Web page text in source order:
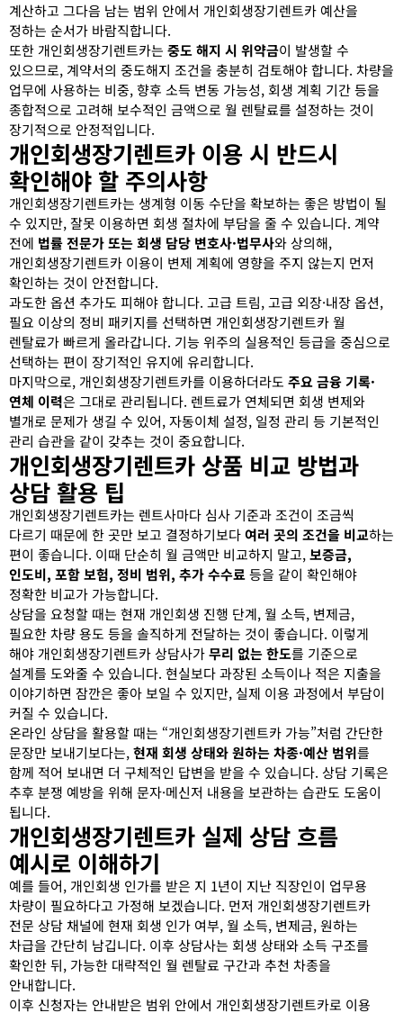
계산하고 그다음 남는 범위 안에서 개인회생장기렌트카 예산을
정하는 순서가 바람직합니다.
또한 개인회생장기렌트카는 중도 해지 시 위약금이 발생할 수
있으므로, 계약서의 중도해지 조건을 충분히 검토해야 합니다. 차량을
업무에 사용하는 비중, 향후 소득 변동 가능성, 회생 계획 기간 등을
종합적으로 고려해 보수적인 금액으로 월 렌탈료를 설정하는 것이
장기적으로 안정적입니다.
개인회생장기렌트카 이용 시 반드시
확인해야 할 주의사항
개인회생장기렌트카는 생계형 이동 수단을 확보하는 좋은 방법이 될
수 있지만, 잘못 이용하면 회생 절차에 부담을 줄 수 있습니다. 계약
전에 법률 전문가 또는 회생 담당 변호사·법무사와 상의해,
개인회생장기렌트카 이용이 변제 계획에 영향을 주지 않는지 먼저
확인하는 것이 안전합니다.
과도한 옵션 추가도 피해야 합니다. 고급 트림, 고급 외장·내장 옵션,
필요 이상의 정비 패키지를 선택하면 개인회생장기렌트카 월
렌탈료가 빠르게 올라갑니다. 기능 위주의 실용적인 등급을 중심으로
선택하는 편이 장기적인 유지에 유리합니다.
마지막으로, 개인회생장기렌트카를 이용하더라도 주요 금융 기록·
연체 이력은 그대로 관리됩니다. 렌트료가 연체되면 회생 변제와
별개로 문제가 생길 수 있어, 자동이체 설정, 일정 관리 등 기본적인
관리 습관을 같이 갖추는 것이 중요합니다.
개인회생장기렌트카 상품 비교 방법과
상담 활용 팁
개인회생장기렌트카는 렌트사마다 심사 기준과 조건이 조금씩
다르기 때문에 한 곳만 보고 결정하기보다여러 곳의 조건을 비교하는
편이 좋습니다. 이때 단순히 월 금액만 비교하지 말고,보증금,
인도비, 포함 보험, 정비 범위, 추가 수수료등을 같이 확인해야
정확한 비교가 가능합니다.
상담을 요청할 때는 현재 개인회생 진행 단계, 월 소득, 변제금,
필요한 차량 용도 등을 솔직하게 전달하는 것이 좋습니다. 이렇게
해야 개인회생장기렌트카 상담사가무리 없는 한도를 기준으로
설계를 도와줄 수 있습니다. 현실보다 과장된 소득이나 적은 지출을
이야기하면 잠깐은 좋아 보일 수 있지만, 실제 이용 과정에서 부담이
커질 수 있습니다.
온라인 상담을 활용할 때는 “개인회생장기렌트카 가능”처럼 간단한
문장만 보내기보다는,현재 회생 상태와 원하는 차종·예산 범위를
함께 적어 보내면 더 구체적인 답변을 받을 수 있습니다. 상담 기록은
추후 분쟁 예방을 위해 문자·메신저 내용을 보관하는 습관도 도움이
됩니다.
개인회생장기렌트카 실제 상담 흐름
예시로 이해하기
예를 들어, 개인회생 인가를 받은 지 1년이 지난 직장인이 업무용
차량이 필요하다고 가정해 보겠습니다. 먼저 개인회생장기렌트카
전문 상담 채널에 현재 회생 인가 여부, 월 소득, 변제금, 원하는
차급을 간단히 남깁니다. 이후 상담사는 회생 상태와 소득 구조를
확인한 뒤, 가능한 대략적인 월 렌탈료 구간과 추천 차종을
안내합니다.
이후 신청자는 안내받은 범위 안에서 개인회생장기렌트카로 이용